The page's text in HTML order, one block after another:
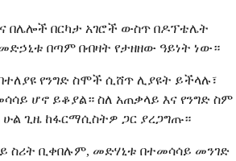
በሌሎች በርካታ አገሮች ውስጥ በዶፕቴሌት
በጣም በብዛት የታዘዘው ዓይነት ነው።
የንግድ ስሞች ሲሸጥ ሊያዩት ይችላሉ፣
ሆኖ ይቆያል። ስለ አጠቃላይ እና የንግድ ስም
ጊዜ ከፋርማሲስትዎ ጋር ያረጋግጡ።
ስሪት ቢቀበሉም, መድሃኒቱ በተመሳሳይ መንገድ